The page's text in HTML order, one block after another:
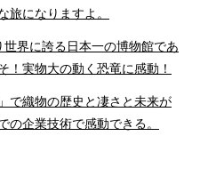
旅になりますよ。
界に誇る日本一の博物館であ
！実物大の動く恐竜に感動！
で織物の歴史と凄さと未来が
の企業技術で感動できる。